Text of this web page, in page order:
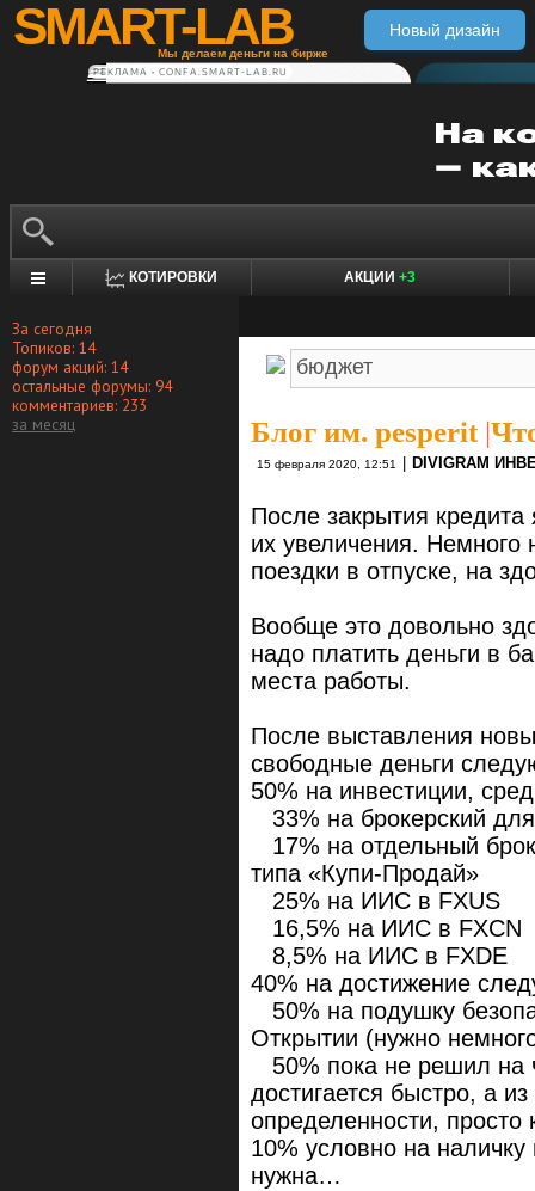
SMART-LAB
Мы делаем деньги на бирже
Новый дизайн
РЕКЛАМА • CONFA.SMART-LAB.RU
КОТИРОВКИ АКЦИИ +3
За сегодня
Топиков: 14
форум акций: 14
остальные форумы: 94
комментариев: 233
за месяц
Блог им. pesperit|
15 февраля 2020, 12:51 DIVIGRAM
После закрытия
их увеличения. Немного
поездки в отпуске, на
Вообще это довольно
надо платить деньги в
места работы.
После выставления
свободные деньги
50% на инвестиции,
33% на брокерский
17% на отдельный
типа «Купи-Продай»
25% на ИИС в FXUS
16,5% на ИИС в FXCN
8,5% на ИИС в FXDE
40% на достижение
50% на подушку
Открытии (нужно
50% пока не решил на
достигается быстро, а
определенности, просто
10% условно на
нужна…